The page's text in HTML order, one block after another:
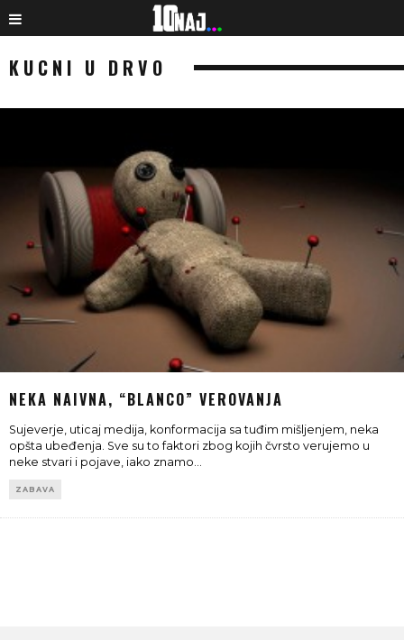
KUCNI U DRVO
NEKA NAIVNA, “BLANCO” VEROVANJA
Sujeverje, uticaj medija, konformacija sa tuđim mišljenjem, neka
opšta ubeđenja. Sve su to faktori zbog kojih čvrsto verujemo u
neke stvari i pojave, iako znamo
ZABAVA